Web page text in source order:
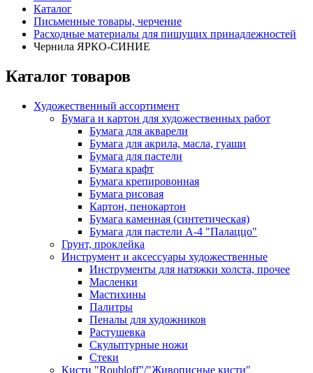
Каталог
Письменные товары, черчение
Расходные материалы для пишущих принадлежностей
Чернила ЯРКО-СИНИЕ
Каталог товаров
Художественный ассортимент
Бумага и картон для художественных работ
Бумага для акварели
Бумага для акрила, масла, гуаши
Бумага для пастели
Бумага крафт
Бумага крепировонная
Бумага рисовая
Картон, пенокартон
Бумага каменная (синтетическая)
Бумага для пастели А-4 "Палаццо"
Грунт, проклейка
Инструмент и аксессуары художественные
Инструменты для натяжки холста, прочее
Масленки
Мастихины
Палитры
Пеналы для художников
Растушевка
Скульптурные ножи
Стеки
Кисти "Roubloff"/"Живописные кисти"